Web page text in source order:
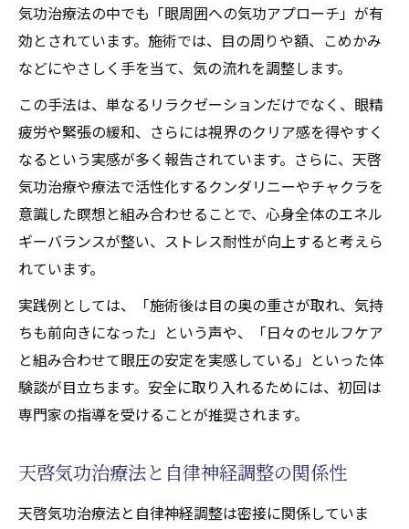
気功治療法の中でも「眼周囲への気功アプローチ」が有
効とされています。施術では、目の周りや額、こめかみ
などにやさしく手を当て、気の流れを調整します。
この手法は、単なるリラクゼーションだけでなく、眼精
疲労や緊張の緩和、さらには視界のクリア感を得やすく
なるという実感が多く報告されています。さらに、天啓
気功治療や療法で活性化するクンダリニーやチャクラを
意識した瞑想と組み合わせることで、心身全体のエネル
ギーバランスが整い、ストレス耐性が向上すると考えら
れています。
実践例としては、「施術後は目の奥の重さが取れ、気持
ちも前向きになった」という声や、「日々のセルフケア
と組み合わせて眼圧の安定を実感している」といった体
験談が目立ちます。安全に取り入れるためには、初回は
専門家の指導を受けることが推奨されます。
天啓気功治療法と自律神経調整の関係性
天啓気功治療法と自律神経調整は密接に関係していま